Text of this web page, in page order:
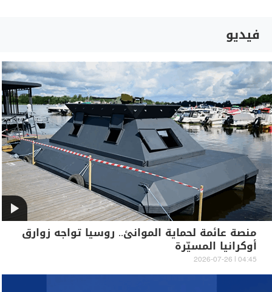
فيديو
منصة عائمة لحماية الموانئ.. روسيا تواجه زوارق
أوكرانيا المسيّرة
04:45 | 2026-07-26